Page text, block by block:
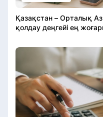
Қазақстан – Орталық
қолдау деңгейі ең